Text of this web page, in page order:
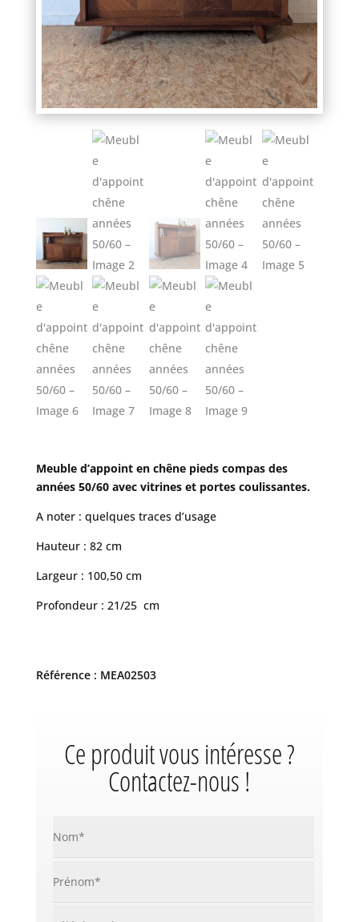
Meuble d’appoint en chêne pieds compas des
années 50/60 avec vitrines et portes coulissantes.
A noter : quelques traces d’usage
Hauteur : 82 cm
Largeur : 100,50 cm
Profondeur : 21/25 cm
Référence : MEA02503
Ce produit vous intéresse ?
Contactez-nous !